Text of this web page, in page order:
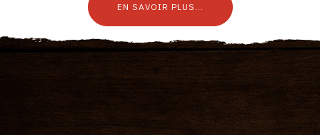
EN SAVOIR PLUS...